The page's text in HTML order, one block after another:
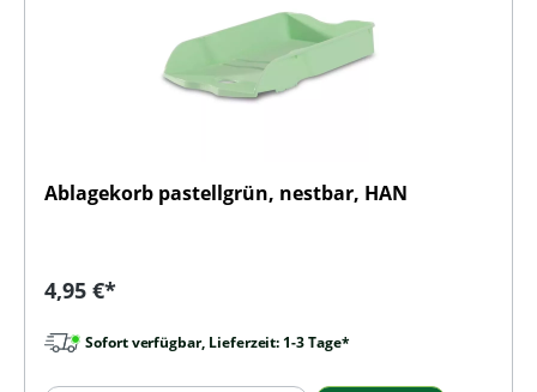
Ablagekorb pastellgrün, nestbar, HAN
Regulärer Preis:
4,95 €*
Sofort verfügbar, Lieferzeit: 1-3 Tage*